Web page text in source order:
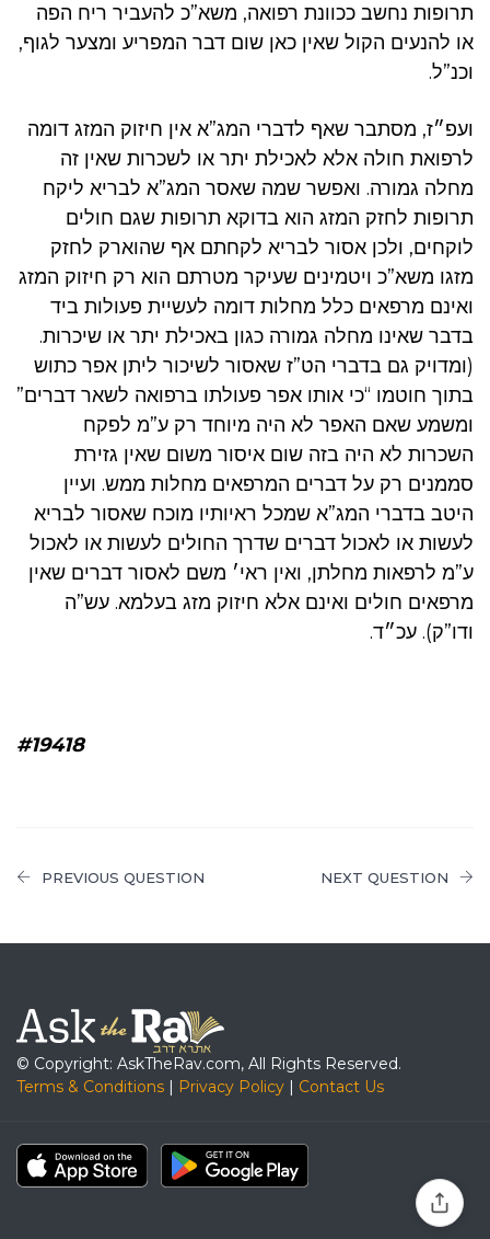
תרופות נחשב ככוונת רפואה, משא”כ להעביר ריח הפה
או להנעים הקול שאין כאן שום דבר המפריע ומצער לגוף,
וכנ”ל.
ועפ״ז, מסתבר שאף לדברי המג”א אין חיזוק המזג דומה
לרפואת חולה אלא לאכילת יתר או לשכרות שאין זה
מחלה גמורה. ואפשר שמה שאסר המג”א לבריא ליקח
תרופות לחזק המזג הוא בדוקא תרופות שגם חולים
לוקחים, ולכן אסור לבריא לקחתם אף שהוארק לחזק
מזגו משא”כ ויטמינים שעיקר מטרתם הוא רק חיזוק המזג
ואינם מרפאים כלל מחלות דומה לעשיית פעולות ביד
בדבר שאינו מחלה גמורה כגון באכילת יתר או שיכרות.
(ומדויק גם בדברי הט”ז שאסור לשיכור ליתן אפר כתוש
בתוך חוטמו “כי אותו אפר פעולתו ברפואה לשאר דברים”
ומשמע שאם האפר לא היה מיוחד רק ע”מ לפקח
השכרות לא היה בזה שום איסור משום שאין גזירת
סממנים רק על דברים המרפאים מחלות ממש. ועיין
היטב בדברי המג”א שמכל ראיותיו מוכח שאסור לבריא
לעשות או לאכול דברים שדרך החולים לעשות או לאכול
ע”מ לרפאות מחלתן, ואין ראי׳ משם לאסור דברים שאין
מרפאים חולים ואינם אלא חיזוק מזג בעלמא. עש”ה
ודו”ק). עכ״ד.
#19418
PREVIOUS QUESTION NEXT QUESTION
© Copyright: AskTheRav.com, All Rights Reserved.
Terms & Conditions
Privacy Policy Contact Us